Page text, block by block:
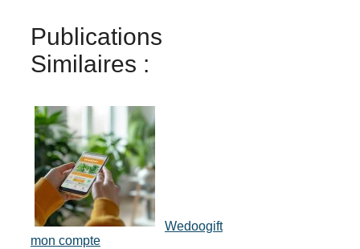
Publications
Similaires :
Wedoogift
mon compte